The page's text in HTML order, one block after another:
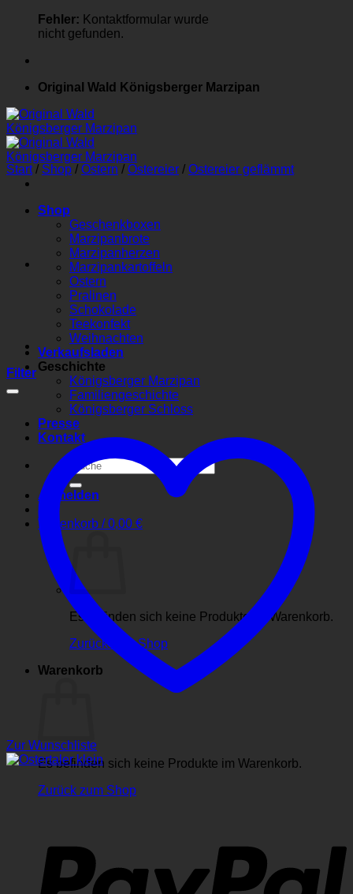
Fehler: Kontaktformular wurde
nicht gefunden.
Original Wald Königsberger Marzipan
Shop
Geschenkboxen
Marzipanbrote
Marzipanherzen
Marzipankartoffeln
Ostern
Pralinen
Schokolade
Teekonfekt
Weihnachten
Verkaufsladen
Geschichte
Königsberger Marzipan
Familiengeschichte
Königsberger Schloss
Presse
Kontakt
Suchen
nach:
Anmelden
Warenkorb /0,00 €
Es befinden sich keine Produkte im Warenkorb.
Zurück zum Shop
Warenkorb
Es befinden sich keine Produkte im Warenkorb.
Zurück zum Shop
Start / Shop / Ostern / Ostereier / Ostereier geflämmt
Filter
Zur Wunschliste